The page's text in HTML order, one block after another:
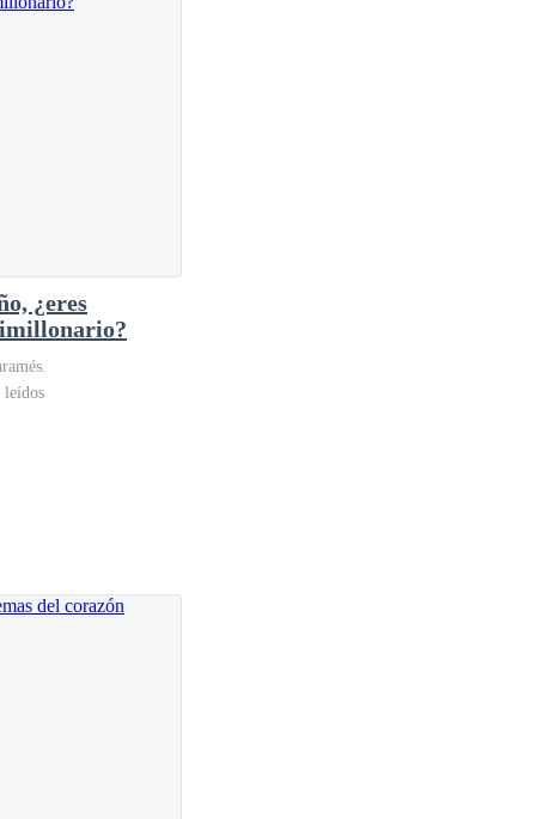
granja. Pero en Patricia veía algo que él nunca
silencio bajo la parra, el calor del sol amortiguado
¿eres
leídos